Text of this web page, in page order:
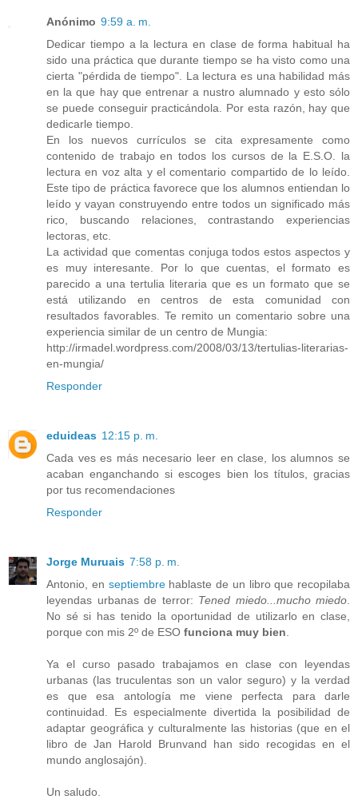
Anónimo 9:59 a. m.
Dedicar tiempo a la lectura en clase de forma habitual ha
sido una práctica que durante tiempo se ha visto como una
cierta "pérdida de tiempo". La lectura es una habilidad más
en la que hay que entrenar a nustro alumnado y esto sólo
se puede conseguir practicándola. Por esta razón, hay que
dedicarle tiempo.
En los nuevos currículos se cita expresamente como
contenido de trabajo en todos los cursos de la E.S.O. la
lectura en voz alta y el comentario compartido de lo leído.
Este tipo de práctica favorece que los alumnos entiendan lo
leído y vayan construyendo entre todos un significado más
rico, buscando relaciones, contrastando experiencias
lectoras, etc.
La actividad que comentas conjuga todos estos aspectos y
es muy interesante. Por lo que cuentas, el formato es
parecido a una tertulia literaria que es un formato que se
está utilizando en centros de esta comunidad con
resultados favorables. Te remito un comentario sobre una
experiencia similar de un centro de Mungia:
http://irmadel.wordpress.com/2008/03/13/tertulias-literarias-
en-mungia/
Responder
eduideas 12:15 p. m.
Cada ves es más necesario leer en clase, los alumnos se
acaban enganchando si escoges bien los títulos, gracias
por tus recomendaciones
Responder
Jorge Muruais 7:58 p. m.
Antonio, en septiembrehablaste de un libro que recopilaba
leyendas urbanas de terror: Tened miedo...mucho miedo.
No sé si has tenido la oportunidad de utilizarlo en clase,
porque con mis 2º de ESO funciona muy bien.
Ya el curso pasado trabajamos en clase con leyendas
urbanas (las truculentas son un valor seguro) y la verdad
es que esa antología me viene perfecta para darle
continuidad. Es especialmente divertida la posibilidad de
adaptar geográfica y culturalmente las historias (que en el
libro de Jan Harold Brunvand han sido recogidas en el
mundo anglosajón).
Un saludo.